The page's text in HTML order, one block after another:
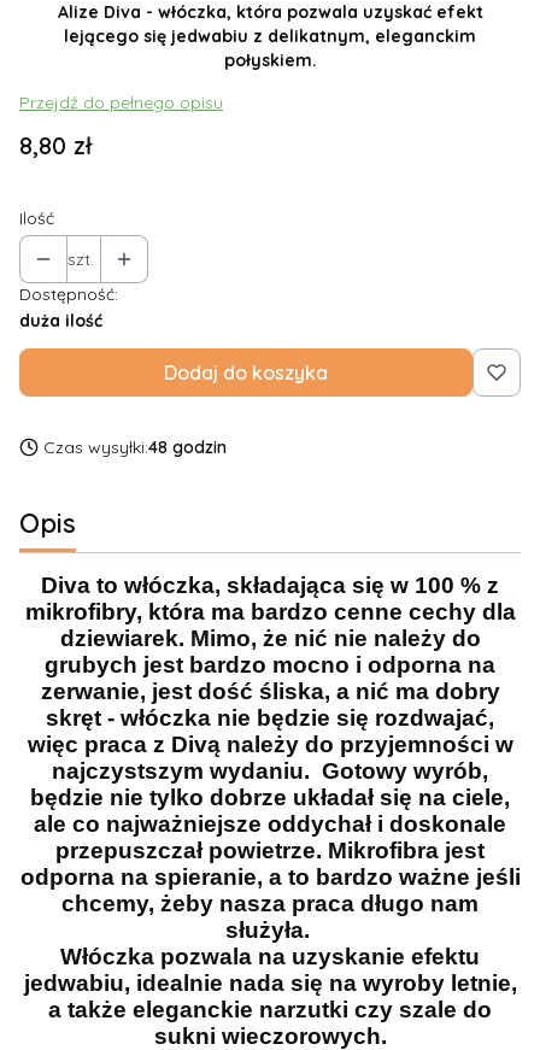
Alize Diva - włóczka, która pozwala uzyskać efekt
lejącego się jedwabiu z delikatnym, eleganckim
połyskiem.
Przejdź do pełnego opisu
Cena
8,80 zł
Ilość
szt.
Dostępność:
duża ilość
Dodaj do koszyka
Czas wysyłki:48 godzin
Opis
Diva to włóczka, składająca się w 100 % z
mikrofibry, która ma bardzo cenne cechy dla
dziewiarek. Mimo, że nić nie należy do
grubych jest bardzo mocno i odporna na
zerwanie, jest dość śliska, a nić ma dobry
skręt - włóczka nie będzie się rozdwajać,
więc praca z Divą należy do przyjemności w
najczystszym wydaniu. Gotowy wyrób,
będzie nie tylko dobrze układał się na ciele,
ale co najważniejsze oddychał i doskonale
przepuszczał powietrze. Mikrofibra jest
odporna na spieranie, a to bardzo ważne jeśli
chcemy, żeby nasza praca długo nam
służyła.
Włóczka pozwala na uzyskanie efektu
jedwabiu, idealnie nada się na wyroby letnie,
a także eleganckie narzutki czy szale do
sukni wieczorowych.